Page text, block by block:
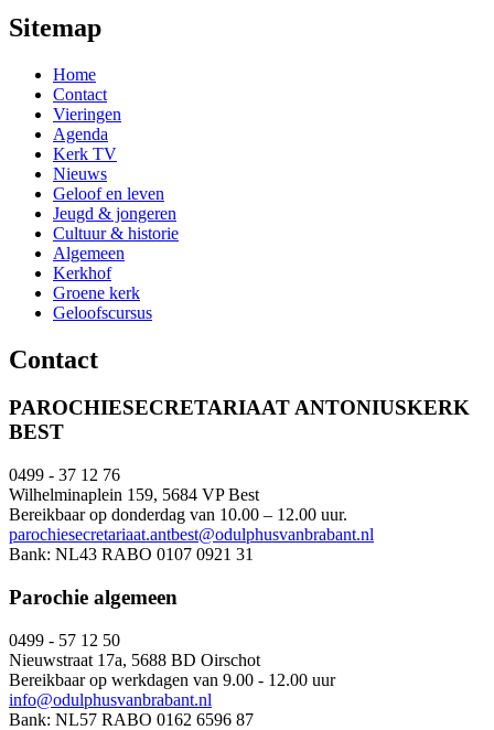
Sitemap
Home
Contact
Vieringen
Agenda
Kerk TV
Nieuws
Geloof en leven
Jeugd & jongeren
Cultuur & historie
Algemeen
Kerkhof
Groene kerk
Geloofscursus
Contact
PAROCHIESECRETARIAAT ANTONIUSKERK
BEST
0499 - 37 12 76
Wilhelminaplein 159, 5684 VP Best
Bereikbaar op donderdag van 10.00 – 12.00 uur.
parochiesecretariaat.antbest@odulphusvanbrabant.nl
Bank: NL43 RABO 0107 0921 31
Parochie algemeen
0499 - 57 12 50
Nieuwstraat 17a, 5688 BD Oirschot
Bereikbaar op werkdagen van 9.00 - 12.00 uur
info@odulphusvanbrabant.nl
Bank: NL57 RABO 0162 6596 87